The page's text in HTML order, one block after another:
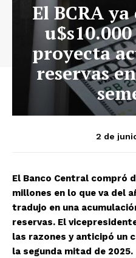
El BCRA
proyecta
reservas
2 de
El Banco Central compró
millones en lo que va del
tradujo en una
reservas. El
las razones y anticipó un
la segunda mitad de 2025.